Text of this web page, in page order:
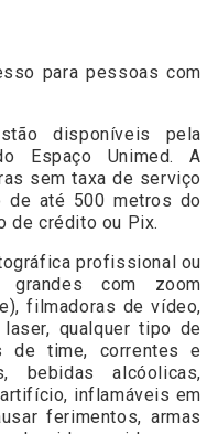
para pessoas com
disponíveis pela
Espaço Unimed. A
sem taxa de serviço
de até 500 metros do
de crédito ou Pix.
profissional ou
grandes com zoom
filmadoras de vídeo,
qualquer tipo de
de time, correntes e
bebidas alcóolicas,
inflamáveis em
ferimentos, armas